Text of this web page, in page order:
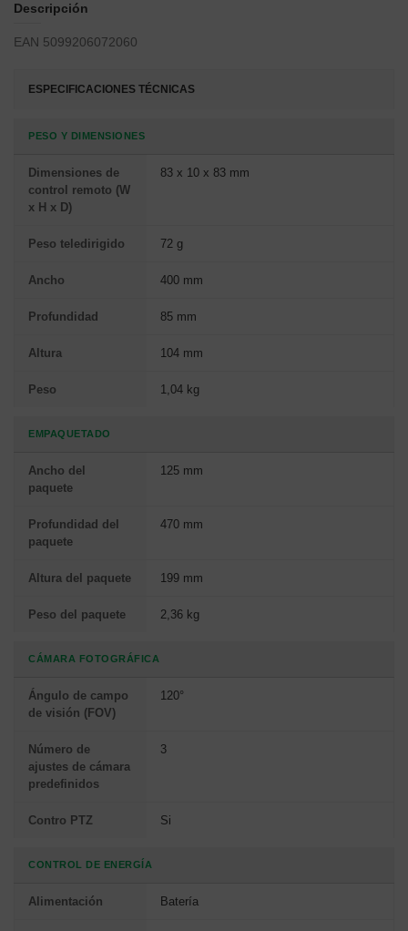
Descripción
EAN 5099206072060
ESPECIFICACIONES TÉCNICAS
PESO Y DIMENSIONES
Dimensiones de
control remoto (W
x H x D)
83 x 10 x 83 mm
Peso teledirigido 72 g
Ancho 400 mm
Profundidad 85 mm
Altura 104 mm
Peso 1,04 kg
EMPAQUETADO
Ancho del
paquete
125 mm
Profundidad del
paquete
470 mm
Altura del paquete 199 mm
Peso del paquete 2,36 kg
CÁMARA FOTOGRÁFICA
Ángulo de campo
de visión (FOV)
120°
Número de
ajustes de cámara
predefinidos
3
Contro PTZ Si
CONTROL DE ENERGÍA
Alimentación Batería